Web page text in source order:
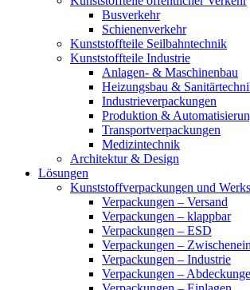
Busverkehr
Schienenverkehr
Kunststoffteile Seilbahntechnik
Kunststoffteile Industrie
Anlagen- & Maschinenbau
Heizungsbau &
Industrieverpackungen
Produktion &
Transportverpackungen
Medizintechnik
Architektur & Design
Lösungen
Kunststoffverpackungen und
Verpackungen – Versand
Verpackungen – klappbar
Verpackungen – ESD
Verpackungen –
Verpackungen – Industrie
Verpackungen –